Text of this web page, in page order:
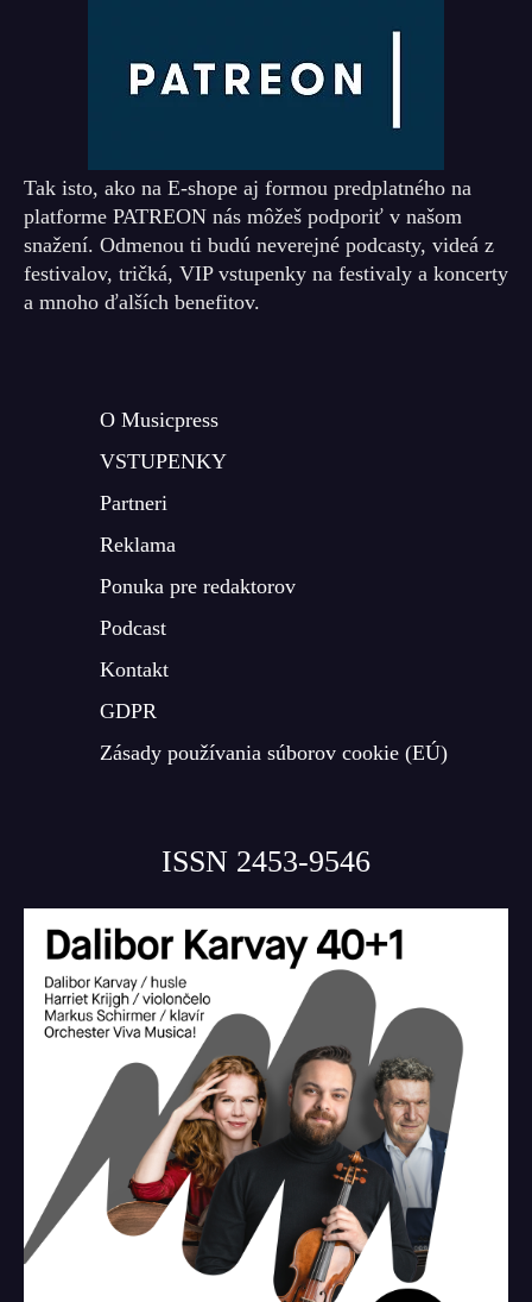
Tak isto, ako na E-shope aj formou predplatného na
platforme PATREON nás môžeš podporiť v našom
snažení. Odmenou ti budú neverejné podcasty, videá z
festivalov, tričká, VIP vstupenky na festivaly a koncerty
a mnoho ďalších benefitov.
O Musicpress
VSTUPENKY
Partneri
Reklama
Ponuka pre redaktorov
Podcast
Kontakt
GDPR
Zásady používania súborov cookie (EÚ)
ISSN 2453-9546